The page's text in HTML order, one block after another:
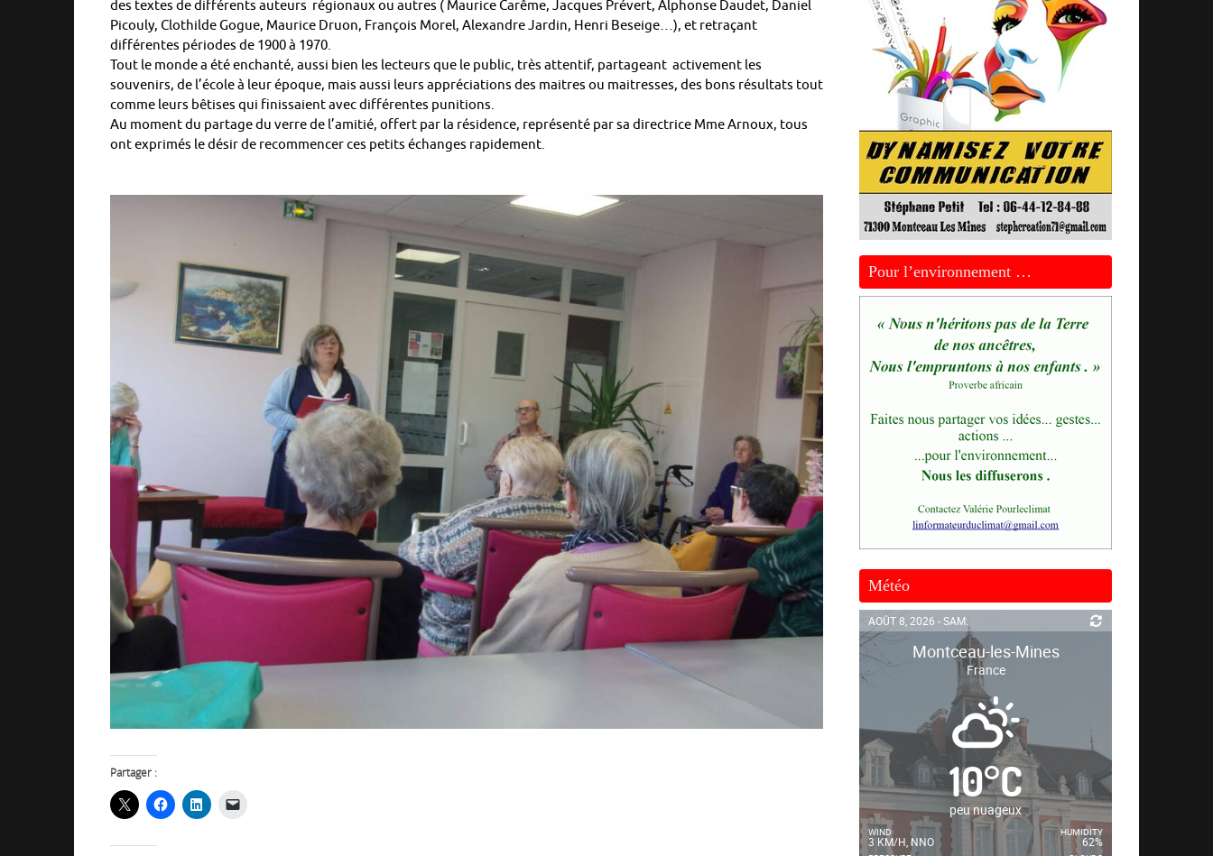
des textes de différents auteurs régionaux ou autres ( Maurice Carême, Jacques Prévert, Alphonse Daudet, Daniel
Picouly, Clothilde Gogue, Maurice Druon, François Morel, Alexandre Jardin, Henri Beseige…), et retraçant
différentes périodes de 1900 à 1970.
Tout le monde a été enchanté, aussi bien les lecteurs que le public, très attentif, partageant activement les
souvenirs, de l’école à leur époque, mais aussi leurs appréciations des maitres ou maitresses, des bons résultats tout
comme leurs bêtises qui finissaient avec différentes punitions.
Au moment du partage du verre de l’amitié, offert par la résidence, représenté par sa directrice Mme Arnoux, tous
ont exprimés le désir de recommencer ces petits échanges rapidement.
Partager :
Pour l’environnement …
Météo
AOÛT 8, 2026 - SAM.
Montceau-les-Mines
France
10°C
peu nuageux
WIND
3 KM/H, NNO
HUMIDITY
62%